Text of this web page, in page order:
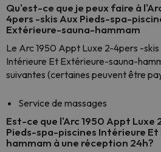
Qu'est-ce que je peux faire à
4pers -skis Aux Pieds-spa-
Extérieure-sauna-hammam
Le Arc 1950 Appt Luxe 2-4pers -
Intérieure Et Extérieure-sauna-
suivantes (certaines peuvent être
Service de massages
Est-ce que l'Arc 1950 Appt Luxe
Pieds-spa-piscines Intérieure
hammam à une réception 24h?